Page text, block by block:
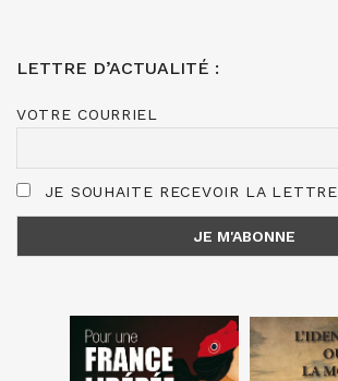
LETTRE D’ACTUALITÉ :
VOTRE COURRIEL
JE SOUHAITE RECEVOIR LA LETTRE